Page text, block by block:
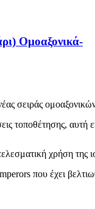
Ομοαξονικά-
σειράς
χρήση
που έχει